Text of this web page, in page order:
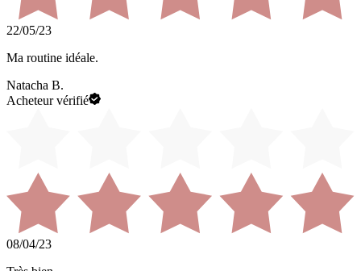
22/05/23
Ma routine idéale.
Natacha B.
Acheteur vérifié
08/04/23